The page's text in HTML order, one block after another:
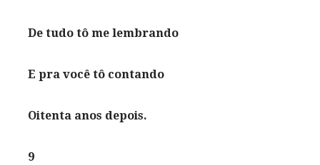
De tudo tô me lembrando
E pra você tô contando
Oitenta anos depois.
9